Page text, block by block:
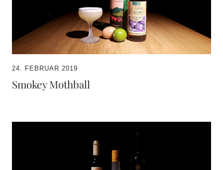
24. FEBRUAR 2019
Smokey Mothball